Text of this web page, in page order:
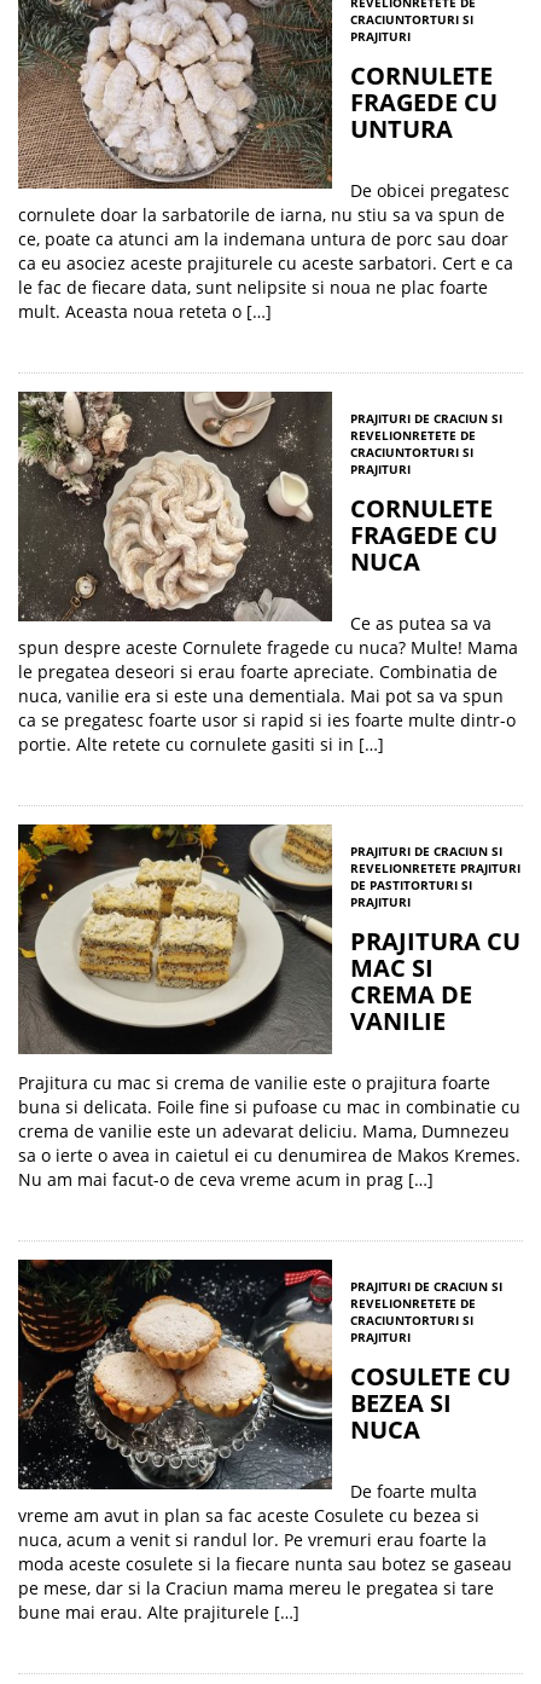
CRACIUNTORTURI SI
PRAJITURI
CORNULETE
FRAGEDE CU
UNTURA
De obicei pregatesc
cornulete doar la sarbatorile de iarna, nu stiu sa va spun de
ce, poate ca atunci am la indemana untura de porc sau doar
ca eu asociez aceste prajiturele cu aceste sarbatori. Cert e ca
le fac de fiecare data, sunt nelipsite si noua ne plac foarte
mult. Aceasta noua reteta o […]
PRAJITURI DE CRACIUN SI
REVELIONRETETE DE
CRACIUNTORTURI SI
PRAJITURI
CORNULETE
FRAGEDE CU
NUCA
Ce as putea sa va
spun despre aceste Cornulete fragede cu nuca? Multe! Mama
le pregatea deseori si erau foarte apreciate. Combinatia de
nuca, vanilie era si este una dementiala. Mai pot sa va spun
ca se pregatesc foarte usor si rapid si ies foarte multe dintr-o
portie. Alte retete cu cornulete gasiti si in […]
PRAJITURI DE CRACIUN SI
REVELIONRETETE PRAJITURI
DE PASTITORTURI SI
PRAJITURI
PRAJITURA CU
MAC SI
CREMA DE
VANILIE
Prajitura cu mac si crema de vanilie este o prajitura foarte
buna si delicata. Foile fine si pufoase cu mac in combinatie cu
crema de vanilie este un adevarat deliciu. Mama, Dumnezeu
sa o ierte o avea in caietul ei cu denumirea de Makos Kremes.
Nu am mai facut-o de ceva vreme acum in prag […]
PRAJITURI DE CRACIUN SI
REVELIONRETETE DE
CRACIUNTORTURI SI
PRAJITURI
COSULETE CU
BEZEA SI
NUCA
De foarte multa
vreme am avut in plan sa fac aceste Cosulete cu bezea si
nuca, acum a venit si randul lor. Pe vremuri erau foarte la
moda aceste cosulete si la fiecare nunta sau botez se gaseau
pe mese, dar si la Craciun mama mereu le pregatea si tare
bune mai erau. Alte prajiturele […]